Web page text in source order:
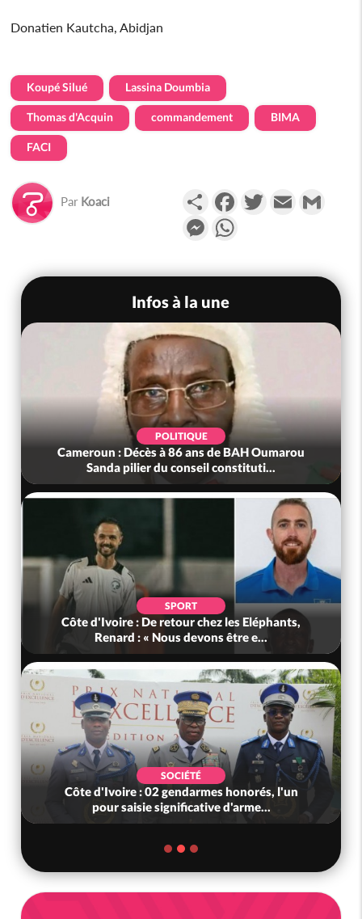
Donatien Kautcha, Abidjan
Koupé Silué Lassina Doumbia
Thomas d'Acquin commandement BIMA
FACI
Par Koaci PartagerFacebookTwitterEmail
Messenger
Infos à la une
POLITIQUE
Cameroun : Décès à 86 ans de BAH Oumarou
Sanda pilier du conseil constituti...
SPORT
Côte d'Ivoire : De retour chez les Eléphants,
Renard : « Nous devons être e...
SOCIÉTÉ
Côte d'Ivoire : 02 gendarmes honorés, l'un
pour saisie significative d'arme...